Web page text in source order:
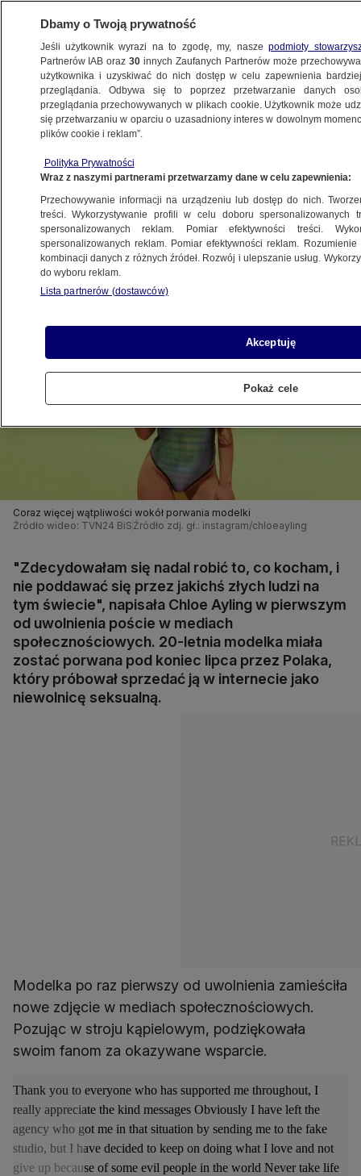
ŚWIAT
Modelka opublikowała zdjęcie na swoim
profilu
28.08.2017, 11:13
Udostępnij
Coraz więcej wątpliwości wokół porwania modelki
Źródło wideo: TVN24 BiS Źródło zdj. gł.: instagram/chloeayling
"Zdecydowałam się nadal robić to, co kocham, i
nie poddawać się przez jakichś złych ludzi na
tym świecie", napisała Chloe Ayling w pierwszym
od uwolnienia poście w mediach
społecznościowych. 20-letnia modelka miała
zostać porwana pod koniec lipca przez Polaka,
który próbował sprzedać ją w internecie jako
niewolnicę seksualną.
Modelka po raz pierwszy od uwolnienia zamieściła
nowe zdjęcie w mediach społecznościowych.
Pozując w stroju kąpielowym, podziękowała
swoim fanom za okazywane wsparcie.
Thank you to everyone who has supported me throughout, I
really appreciate the kind messages Obviously I have left the
agency who got me in that situation by sending me to the fake
studio, but I have decided to keep on doing what I love and not
give up because of some evil people in the world Never take life
Dbamy o Twoją prywatność
Jeśli użytkownik wyrazi na to zgodę, my, naszepodmioty
Partnerów IAB oraz30 innych Zaufanych Partnerów może
użytkownika i uzyskiwać do nich dostęp w celu zapewnienia
przeglądania. Odbywa się to poprzez przetwarzanie danych
przeglądania przechowywanych w plikach cookie. Użytkownik może
się przetwarzaniu w oparciu o uzasadniony interes w dowolnym
plików cookie i reklam”.
Polityka Prywatności
Wraz z naszymi partnerami przetwarzamy dane w celu zapewnienia:
Przechowywanie informacji na urządzeniu lub dostęp do nich.
treści. Wykorzystywanie profili w celu doboru spersonalizowanych
spersonalizowanych reklam. Pomiar efektywności treści.
spersonalizowanych reklam. Pomiar efektywności reklam.
kombinacji danych z różnych źródeł. Rozwój i ulepszanie usług.
do wyboru reklam.
Lista partnerów (dostawców)
Akceptuję
Pokaż cele